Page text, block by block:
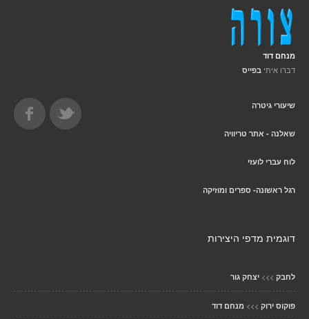
מנחם דוד
דברו איתי בפייס
שיעורי גיטרה
שאלנה - אתר טריוויה
לוח עברי לועזי
רגל ראשונה- ספרים ומוזיקה
דוגמית מדפי היצירות
לחבק >>> יצחק גור
פוקוס ירוק >>> מנחם דוד